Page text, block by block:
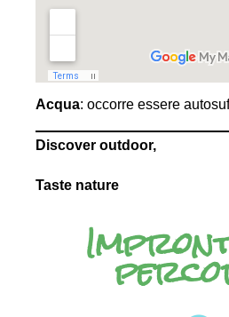
Acqua: occorre essere
Discover outdoor,
Taste nature